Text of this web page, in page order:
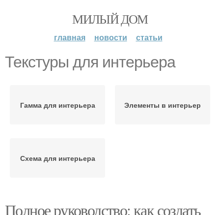
МИЛЫЙ ДОМ
главная новости статьи
Текстуры для интерьера
Гамма для интерьера Элементы в интерьер
Схема для интерьера
Полное руководство: как создать